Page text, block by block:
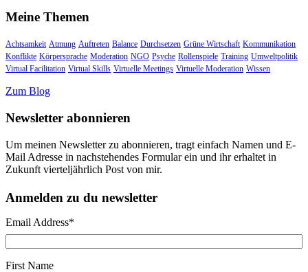
Meine Themen
Achtsamkeit Atmung Auftreten Balance Durchsetzen Grüne Wirtschaft Kommunikation
Konflikte Körpersprache Moderation NGO Psyche Rollenspiele Training Umweltpolitik
Virtual Facilitation Virtual Skills Virtuelle Meetings Virtuelle Moderation Wissen
Zum Blog
Newsletter abonnieren
Um meinen Newsletter zu abonnieren, tragt einfach Namen und E-
Mail Adresse in nachstehendes Formular ein und ihr erhaltet in
Zukunft vierteljährlich Post von mir.
Anmelden zu du newsletter
Email Address*
First Name